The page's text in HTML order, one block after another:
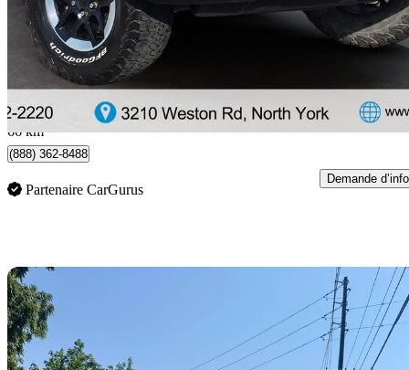
33 770 $ Affaire
685 $/mois env.
North York, ON
66 km
(888) 362-8488
Partenaire CarGurus
Demande d’info